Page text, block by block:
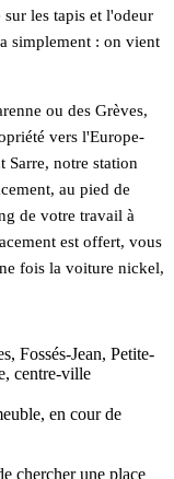
sur les tapis et l'odeur
simplement : on vient
ou des Grèves,
vers l'Europe-
Sarre, notre station
au pied de
de votre travail à
est offert, vous
fois la voiture nickel,
Fossés-Jean, Petite-
centre-ville
en cour de
chercher une place